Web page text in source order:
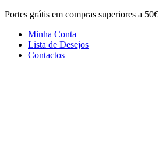
Portes grátis em compras superiores a 50€
Minha Conta
Lista de Desejos
Contactos